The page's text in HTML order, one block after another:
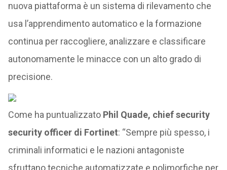
nuova piattaforma è un sistema di rilevamento che
usa l’apprendimento automatico e la formazione
continua per raccogliere, analizzare e classificare
autonomamente le minacce con un alto grado di
precisione.
Come ha puntualizzato Phil Quade, chief security
security officer di Fortinet: “Sempre più spesso, i
criminali informatici e le nazioni antagoniste
sfruttano tecniche automatizzate e polimorfiche per